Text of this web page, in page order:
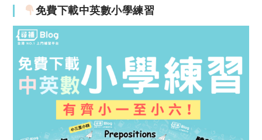
免費下載中英數小學練習